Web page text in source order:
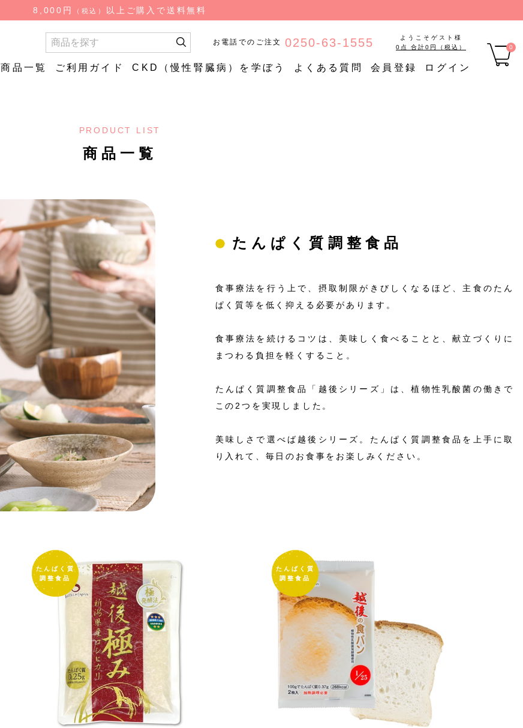
8,000円 （税込） 以上ご購入で送料無料
検
お電話でのご注文0250-63-1555
ようこそゲスト様
0点 合計0円（税込）
商品一覧 ご利用ガイド CKD（慢性腎臓病）を学ぼう よくある質問 会員登録 ログイン
0
PRODUCT LIST
商品一覧
たんぱく質調整食品
食事療法を行う上で、摂取制限がきびしくなるほど、主食のたん
ぱく質等を低く抑える必要があります。
食事療法を続けるコツは、美味しく食べることと、献立づくりに
まつわる負担を軽くすること。
たんぱく質調整食品「越後シリーズ」は、植物性乳酸菌の働きで
この2つを実現しました。
美味しさで選べば越後シリーズ。たんぱく質調整食品を上手に取
り入れて、毎日のお食事をお楽しみください。
たんぱく質
調整食品
たんぱく質
調整食品